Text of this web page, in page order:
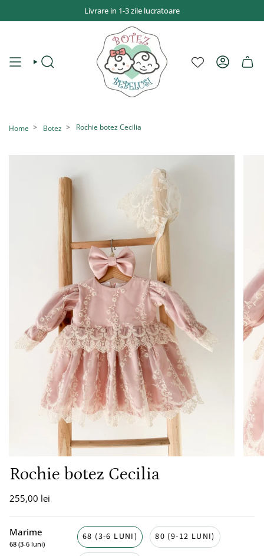
Livrare in 1-3 zile lucratoare
CAUTĂ CONT
Home Botez Rochie botez Cecilia
Rochie botez Cecilia
255,00 lei
Marime
68 (3-6 luni)
68 (3-6 LUNI) 80 (9-12 LUNI)